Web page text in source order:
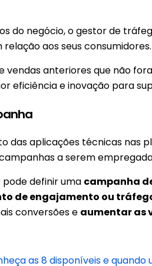
do negócio, o gestor de
aos seus consumidores.
anteriores que não
eficiência e inovação para
das aplicações técnicas nas
a serem
definir uma campanha
de engajamento ou
conversões e aumentar as
as 8 disponíveis e quando